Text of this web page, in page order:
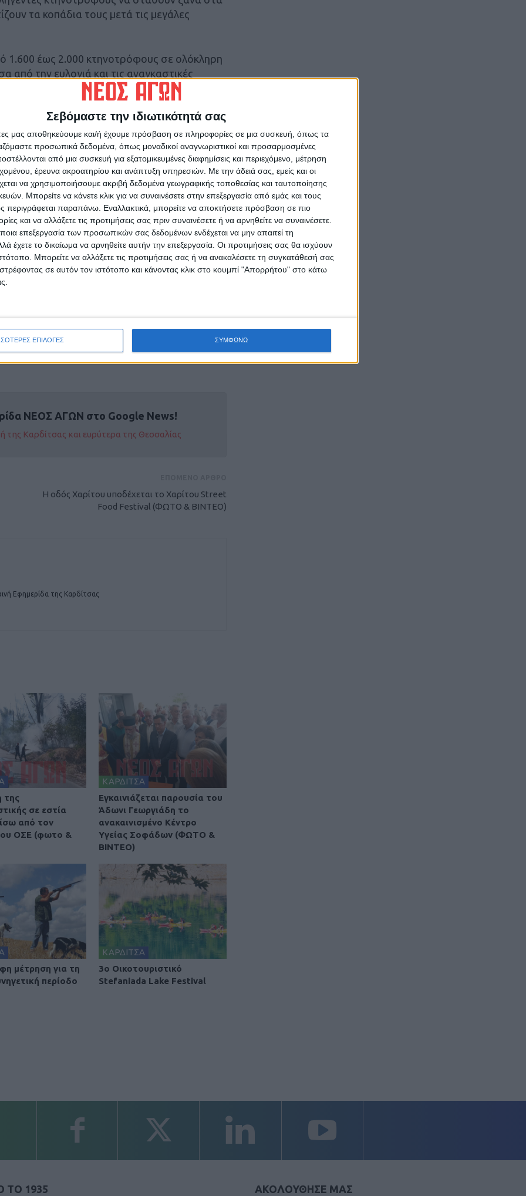
Σεβόμαστε την ιδιωτικότητά σας
μας αποθηκεύουμε και/ή έχουμε πρόσβαση σε πληροφορίες σε μια συσκευή, όπως τα
προσωπικά δεδομένα, όπως μοναδικοί αναγνωριστικοί και προσαρμοσμένες
από μια συσκευή για εξατομικευμένες διαφημίσεις και περιεχόμενο, μέτρηση
έρευνα ακροατηρίου και ανάπτυξη υπηρεσιών. Με την άδειά σας, εμείς και οι
να χρησιμοποιήσουμε ακριβή δεδομένα γεωγραφικής τοποθεσίας και ταυτοποίησης
Μπορείτε να κάνετε κλικ για να συναινέσετε στην επεξεργασία από εμάς και τους
περιγράφεται παραπάνω. Εναλλακτικά, μπορείτε να αποκτήσετε πρόσβαση σε πιο
και να αλλάξετε τις προτιμήσεις σας πριν συναινέσετε ή να αρνηθείτε να συναινέσετε.
επεξεργασία των προσωπικών σας δεδομένων ενδέχεται να μην απαιτεί τη
έχετε το δικαίωμα να αρνηθείτε αυτήν την επεξεργασία. Οι προτιμήσεις σας θα ισχύουν
Μπορείτε να αλλάξετε τις προτιμήσεις σας ή να ανακαλέσετε τη συγκατάθεσή σας
σε αυτόν τον ιστότοπο και κάνοντας κλικ στο κουμπί "Απορρήτου" στο κάτω
ΕΠΙΛΟΓΕΣ ΣΥΜΦΩΝΩ
τα κοπάδια τους μετά τις μεγάλες
1.600 έως 2.000 κτηνοτρόφους σε ολόκληρη
από την ευλογιά και τις αναγκαστικές
είναι το παράδειγμα κτηνοτρόφου
μέσα στον Δεκέμβριο θα λάβει έκτακτη
η πρωτοβουλία θα εξειδικευθεί τις
της κυβέρνησης και τον Υπουργό Αγροτικής
πριν το τέλος του έτους.
δεν θα προέλθουν από τον ΟΠΕΚΕΠΕ
θα υπολογιστούν ανάλογα με τον αριθμό
που θα προσδιοριστεί.
να αναπληρώσουν το εισόδημά τους και
ότου επανέλθουν σε κανονική
μία έκτακτη ενίσχυση σημαντικού ύψους, η
δίνοντας ανακούφιση σε όσους
κτηνοτροφία.
ΝΕΟΣ ΑΓΩΝ στο Google News!
της Καρδίτσας και ευρύτερα της Θεσσαλίας
Η οδός Χαρίτου υποδέχεται το Χαρίτου Street
Food Festival (ΦΩΤΟ & ΒΙΝΤΕΟ)
Εφημερίδα της Καρδίτσας
της
σε εστία
από τον
ΟΣΕ (φωτο &
ΚΑΡΔΙΤΣΑ
Εγκαινιάζεται παρουσία του
Άδωνι Γεωργιάδη το
ανακαινισμένο Κέντρο
Υγείας Σοφάδων (ΦΩΤΟ &
ΒΙΝΤΕΟ)
μέτρηση για τη
περίοδο
ΚΑΡΔΙΤΣΑ
3ο Οικοτουριστικό
Stefaniada Lake Festival
ΤΟ 1935 ΑΚΟΛΟΥΘΗΣΕ ΜΑΣ